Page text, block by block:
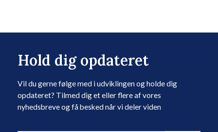
Hold dig opdateret
Vil du gerne følge med i udviklingen og holde dig
opdateret? Tilmed dig et eller flere af vores
nyhedsbreve og få besked når vi deler viden